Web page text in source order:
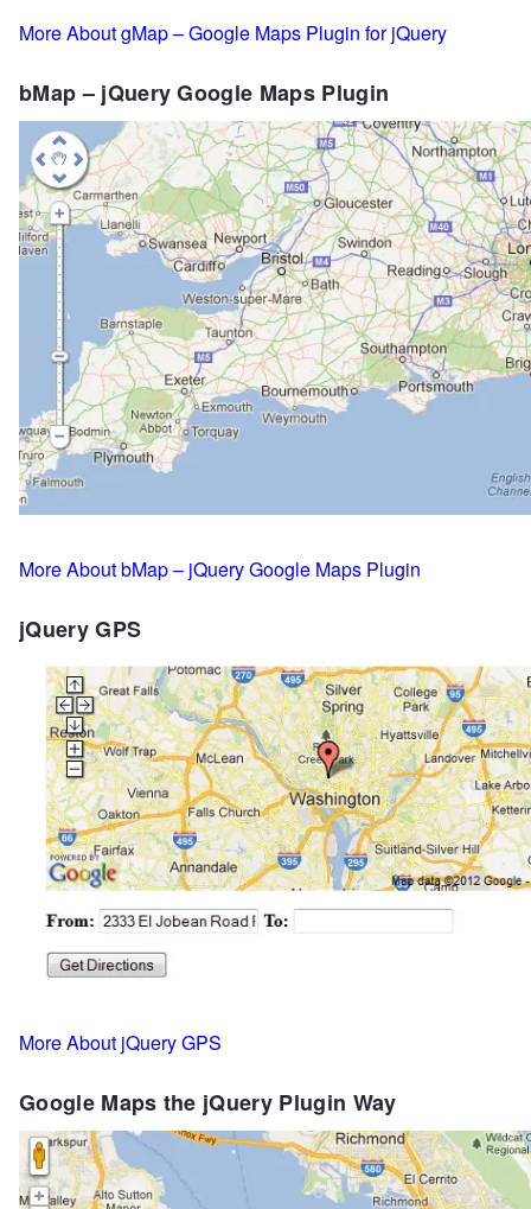
More About gMap – Google Maps Plugin for jQuery
bMap – jQuery Google Maps Plugin
More About bMap – jQuery Google Maps Plugin
jQuery GPS
More About jQuery GPS
Google Maps the jQuery Plugin Way